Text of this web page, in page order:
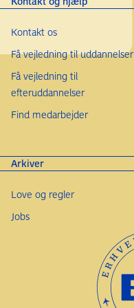
Kontakt os
Få vejledning til uddannelser
Få vejledning til
efteruddannelser
Find medarbejder
Arkiver
Love og regler
Jobs